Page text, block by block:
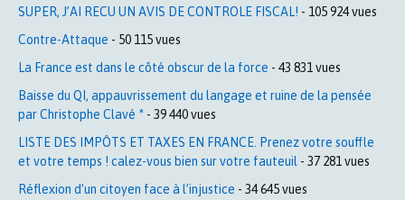
SUPER, J’AI RECU UN AVIS DE CONTROLE FISCAL! - 105 924 vues
Contre-Attaque - 50 115 vues
La France est dans le côté obscur de la force - 43 831 vues
Baisse du QI, appauvrissement du langage et ruine de la pensée
par Christophe Clavé * - 39 440 vues
LISTE DES IMPÔTS ET TAXES EN FRANCE. Prenez votre souffle
et votre temps ! calez-vous bien sur votre fauteuil - 37 281 vues
Réflexion d’un citoyen face à l’injustice - 34 645 vues